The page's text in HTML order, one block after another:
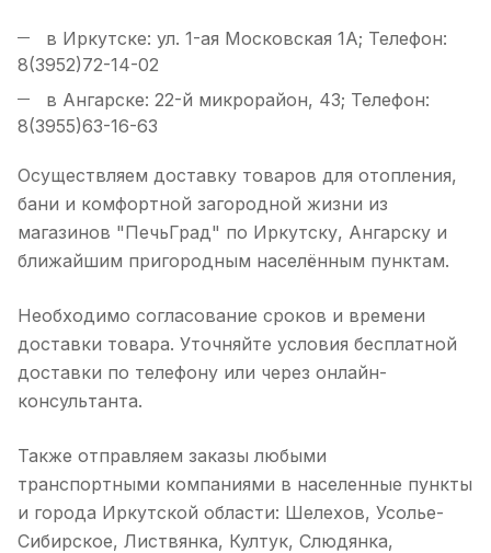
в Иркутске: ул. 1-ая Московская 1А; Телефон:
8(3952)72-14-02
в Ангарске: 22-й микрорайон, 43; Телефон:
8(3955)63-16-63
Осуществляем доставку товаров для отопления,
бани и комфортной загородной жизни из
магазинов "ПечьГрад" по Иркутску, Ангарску и
ближайшим пригородным населённым пунктам.
Необходимо согласование сроков и времени
доставки товара. Уточняйте условия бесплатной
доставки по телефону или через онлайн-
консультанта.
Также отправляем заказы любыми
транспортными компаниями в населенные пункты
и города Иркутской области: Шелехов, Усолье-
Сибирское, Листвянка, Култук, Слюдянка,